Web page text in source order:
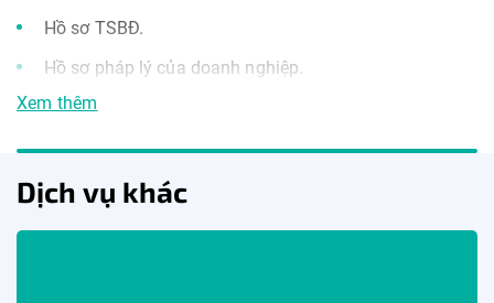
Hồ sơ TSBĐ.
Hồ sơ pháp lý của doanh nghiệp.
Hồ sơ tài chính.
Hồ sơ khác theo quy định của ABBANK.
Xem thêm
Dịch vụ khác